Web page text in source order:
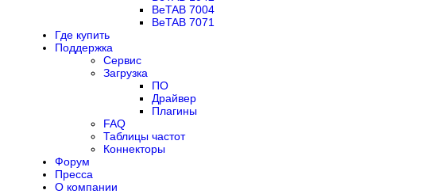
BeTAB 7004
BeTAB 7071
Где купить
Поддержка
Сервис
Загрузка
ПО
Драйвер
Плагины
FAQ
Таблицы частот
Коннекторы
Форум
Пресса
О компании